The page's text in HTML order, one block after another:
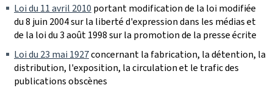
Loi du 11 avril 2010 portant modification de la loi modifiée
du 8 juin 2004 sur la liberté d'expression dans les médias et
de la loi du 3 août 1998 sur la promotion de la presse écrite
Loi du 23 mai 1927concernant la fabrication, la détention, la
distribution, l'exposition, la circulation et le trafic des
publications obscènes